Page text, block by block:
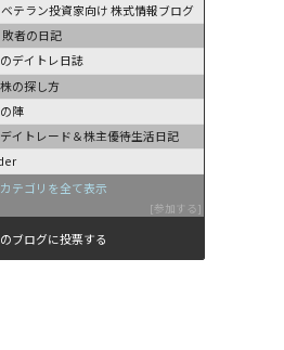
テラン投資家向け 株式情報ブログ
者の日記
デイトレ日誌
の探し方
陣
イトレード＆株主優待生活日記
テゴリを全て表示
参加する
ブログに投票する